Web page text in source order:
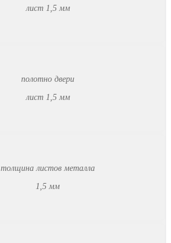
лист 1,5 мм
полотно двери
лист 1,5 мм
толщина листов металла
1,5 мм